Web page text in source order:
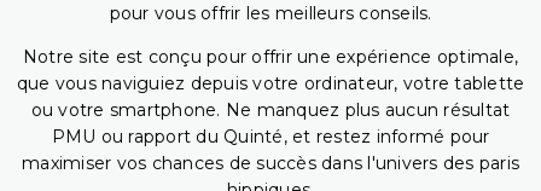
pour vous offrir les meilleurs conseils.
Notre site est conçu pour offrir une expérience optimale,
que vous naviguiez depuis votre ordinateur, votre tablette
ou votre smartphone. Ne manquez plus aucun résultat
PMU ou rapport du Quinté, et restez informé pour
maximiser vos chances de succès dans l'univers des paris